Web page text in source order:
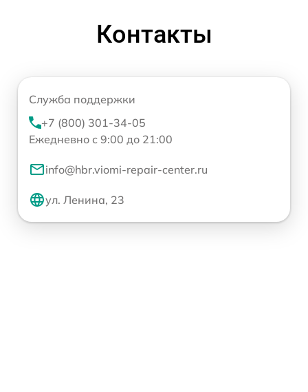
Контакты
Служба поддержки
+7 (800) 301-34-05
Ежедневно с 9:00 до 21:00
info@hbr.viomi-repair-center.ru
ул. Ленина, 23